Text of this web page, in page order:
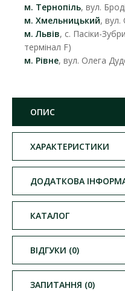
м. Тернопіль, вул.
м. Хмельницький, вул.
м. Львів, с. Пасіки-
термінал F)
м. Рівне, вул. Олега
ОПИС
ХАРАКТЕРИСТИКИ
ДОДАТКОВА
КАТАЛОГ
ВІДГУКИ (0)
ЗАПИТАННЯ (0)